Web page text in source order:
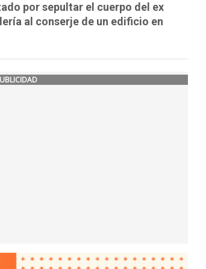
por sepultar el cuerpo del ex
al conserje de un edificio en